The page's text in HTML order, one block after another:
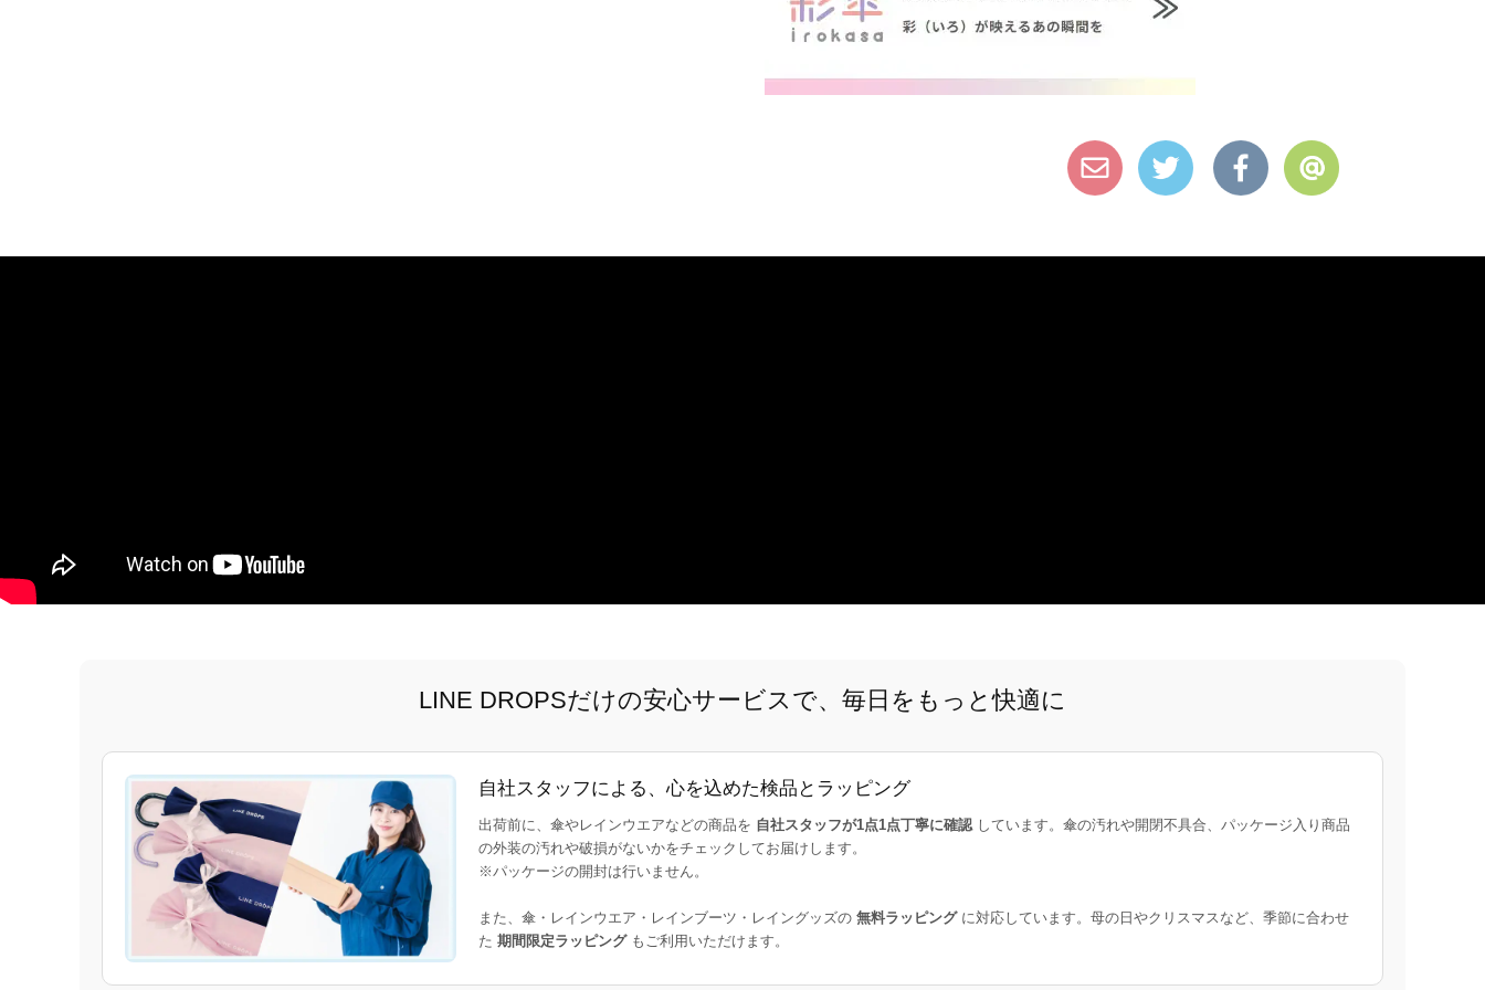
LINE DROPSだけの安心サービスで、毎日をもっと快適に
自社スタッフによる、心を込めた検品とラッピング
出荷前に、傘やレインウエアなどの商品を 自社スタッフが1点1点丁寧に確認しています。傘の汚れや開閉不具合、パッケージ入り商品
の外装の汚れや破損がないかをチェックしてお届けします。
※パッケージの開封は行いません。
また、傘・レインウエア・レインブーツ・レイングッズの 無料ラッピングに対応しています。母の日やクリスマスなど、季節に合わせ
た 期間限定ラッピングもご利用いただけます。